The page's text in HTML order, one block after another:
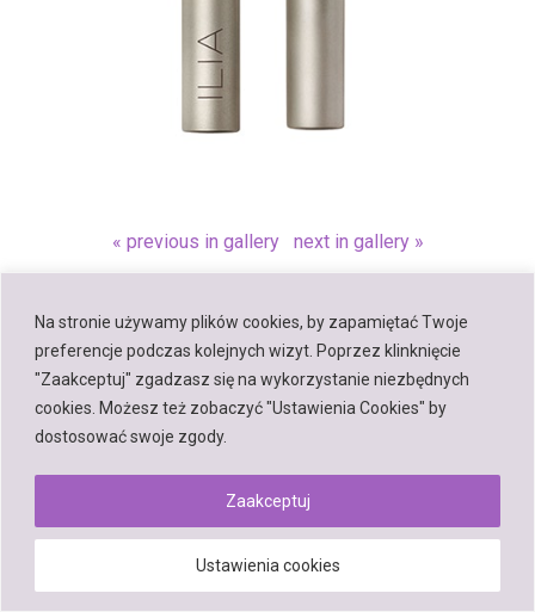
Na stronie używamy plików cookies, by zapamiętać Twoje
preferencje podczas kolejnych wizyt. Poprzez klinknięcie
"Zaakceptuj" zgadzasz się na wykorzystanie niezbędnych
cookies. Możesz też zobaczyć "Ustawienia Cookies" by
dostosować swoje zgody.
Ustawienia cookies
Zaakceptuj
« previous in gallery next in gallery »
Back to top
Mobile Desktop
Powered by
WPtouch Mobile Suite for WordPress